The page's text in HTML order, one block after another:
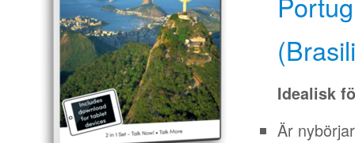
Idealisk
Är